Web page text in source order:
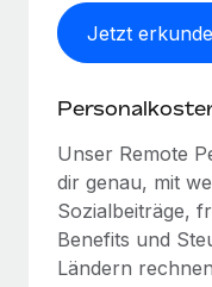
Jetzt
Unser Remote
dir genau, mit
Sozialbeiträge,
Benefits und
Ländern